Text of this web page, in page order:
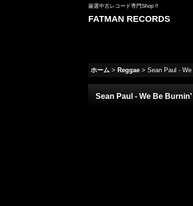
厳選中古レコード専門Shop !!
FATMAN RECORDS
ホーム > Reggae > Sean Paul -
Sean Paul - We Be